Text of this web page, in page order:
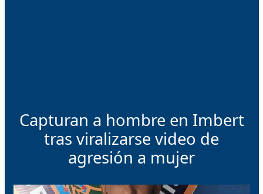
Capturan a hombre en Imbert
tras viralizarse video de
agresión a mujer